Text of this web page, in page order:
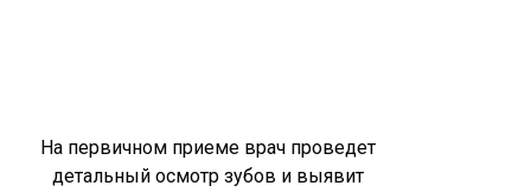
На первичном приеме врач проведет
детальный осмотр зубов и выявит